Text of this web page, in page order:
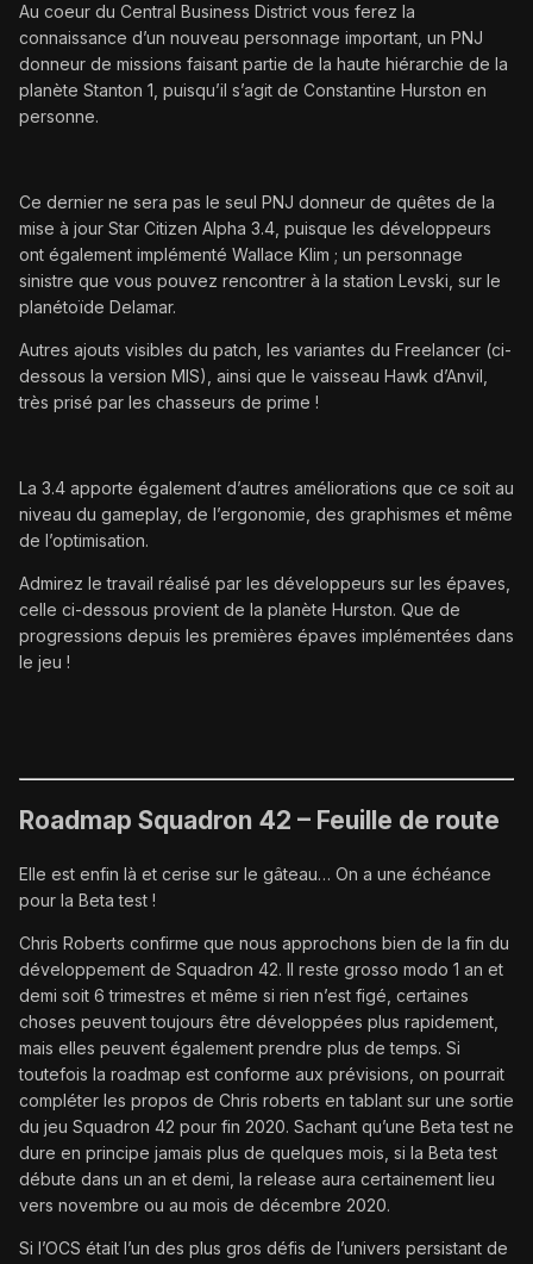
Au coeur du Central Business District vous ferez la
connaissance d’un nouveau personnage important, un PNJ
donneur de missions faisant partie de la haute hiérarchie de la
planète Stanton 1, puisqu’il s’agit de Constantine Hurston en
personne.
Ce dernier ne sera pas le seul PNJ donneur de quêtes de la
mise à jour Star Citizen Alpha 3.4, puisque les développeurs
ont également implémenté Wallace Klim ; un personnage
sinistre que vous pouvez rencontrer à la station Levski, sur le
planétoïde Delamar.
Autres ajouts visibles du patch, les variantes du Freelancer (ci-
dessous la version MIS), ainsi que le vaisseau Hawk d’Anvil,
très prisé par les chasseurs de prime !
La 3.4 apporte également d’autres améliorations que ce soit au
niveau du gameplay, de l’ergonomie, des graphismes et même
de l’optimisation.
Admirez le travail réalisé par les développeurs sur les épaves,
celle ci-dessous provient de la planète Hurston. Que de
progressions depuis les premières épaves implémentées dans
le jeu !
Roadmap Squadron 42 – Feuille de route
Elle est enfin là et cerise sur le gâteau… On a une échéance
pour la Beta test !
Chris Roberts confirme que nous approchons bien de la fin du
développement de Squadron 42. Il reste grosso modo 1 an et
demi soit 6 trimestres et même si rien n’est figé, certaines
choses peuvent toujours être développées plus rapidement,
mais elles peuvent également prendre plus de temps. Si
toutefois la roadmap est conforme aux prévisions, on pourrait
compléter les propos de Chris roberts en tablant sur une sortie
du jeu Squadron 42 pour fin 2020. Sachant qu’une Beta test ne
dure en principe jamais plus de quelques mois, si la Beta test
débute dans un an et demi, la release aura certainement lieu
vers novembre ou au mois de décembre 2020.
Si l’OCS était l’un des plus gros défis de l’univers persistant de